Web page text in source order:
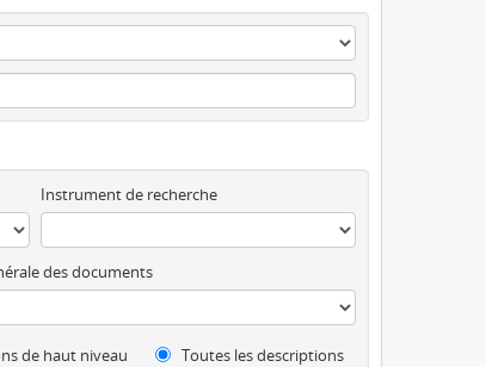
Instrument de recherche
des documents
de haut niveau Toutes les descriptions